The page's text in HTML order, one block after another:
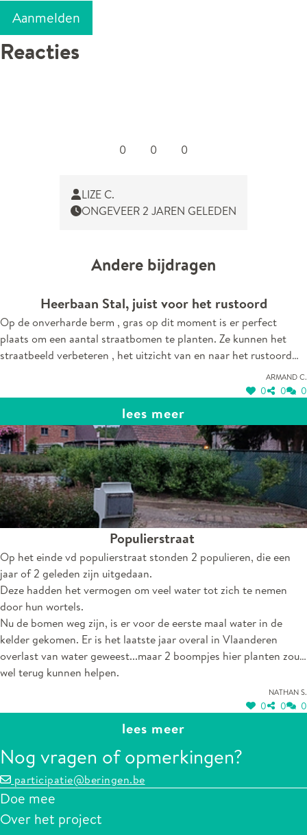
Aanmelden
Reacties
0 0 0
LIZE C.
ONGEVEER 2 JAREN GELEDEN
Andere bijdragen
Heerbaan Stal, juist voor het rustoord
Op de onverharde berm , gras op dit moment is er perfect
plaats om een aantal straatbomen te planten. Ze kunnen het
straatbeeld verbeteren , het uitzicht van en naar het rustoord
Armand C.
0 0 0
lees meer
Populierstraat
Op het einde vd populierstraat stonden 2 populieren, die een
jaar of 2 geleden zijn uitgedaan.
Deze hadden het vermogen om veel water tot zich te nemen
door hun wortels.
Nu de bomen weg zijn, is er voor de eerste maal water in de
kelder gekomen. Er is het laatste jaar overal in Vlaanderen
overlast van water geweest...maar 2 boompjes hier planten zou
wel terug kunnen helpen.
Nathan S.
0 0 0
lees meer
Nog vragen of opmerkingen?
participatie@beringen.be
Doe mee
Over het project